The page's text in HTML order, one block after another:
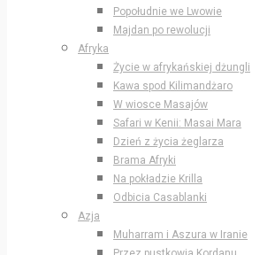
Popołudnie we Lwowie
Majdan po rewolucji
Afryka
Życie w afrykańskiej dżungli
Kawa spod Kilimandżaro
W wiosce Masajów
Safari w Kenii: Masai Mara
Dzień z życia żeglarza
Brama Afryki
Na pokładzie Krilla
Odbicia Casablanki
Azja
Muharram i Aszura w Iranie